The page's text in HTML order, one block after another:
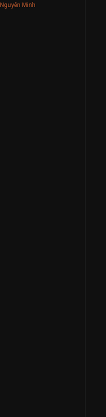
Nguyên Minh